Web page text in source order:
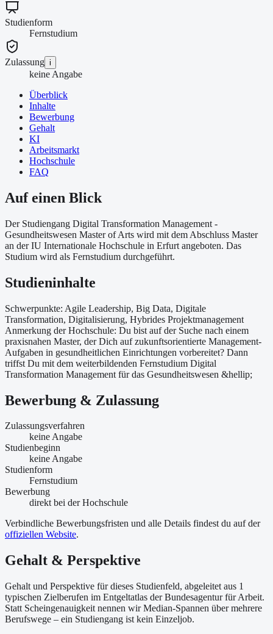
Studienform
Fernstudium
Zulassung i
keine Angabe
Überblick
Inhalte
Bewerbung
Gehalt
KI
Arbeitsmarkt
Hochschule
FAQ
Auf einen Blick
Der Studiengang Digital Transformation Management -
Gesundheitswesen Master of Arts wird mit dem Abschluss Master
an der IU Internationale Hochschule in Erfurt angeboten. Das
Studium wird als Fernstudium durchgeführt.
Studieninhalte
Schwerpunkte: Agile Leadership, Big Data, Digitale
Transformation, Digitalisierung, Hybrides Projektmanagement
Anmerkung der Hochschule: Du bist auf der Suche nach einem
praxisnahen Master, der Dich auf zukunftsorientierte Management-
Aufgaben in gesundheitlichen Einrichtungen vorbereitet? Dann
triffst Du mit dem weiterbildenden Fernstudium Digital
Transformation Management für das Gesundheitswesen &hellip;
Bewerbung & Zulassung
Zulassungsverfahren
keine Angabe
Studienbeginn
keine Angabe
Studienform
Fernstudium
Bewerbung
direkt bei der Hochschule
Verbindliche Bewerbungsfristen und alle Details findest du auf der
offiziellen Website.
Gehalt & Perspektive
Gehalt und Perspektive für dieses Studienfeld, abgeleitet aus 1
typischen Zielberufen im Entgeltatlas der Bundesagentur für Arbeit.
Statt Scheingenauigkeit nennen wir Median-Spannen über mehrere
Berufswege – ein Studiengang ist kein Einzeljob.